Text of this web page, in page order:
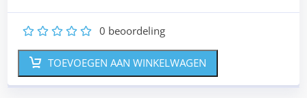
5
4
3
2 0 beoordeling
TOEVOEGEN AAN WINKELWAGEN